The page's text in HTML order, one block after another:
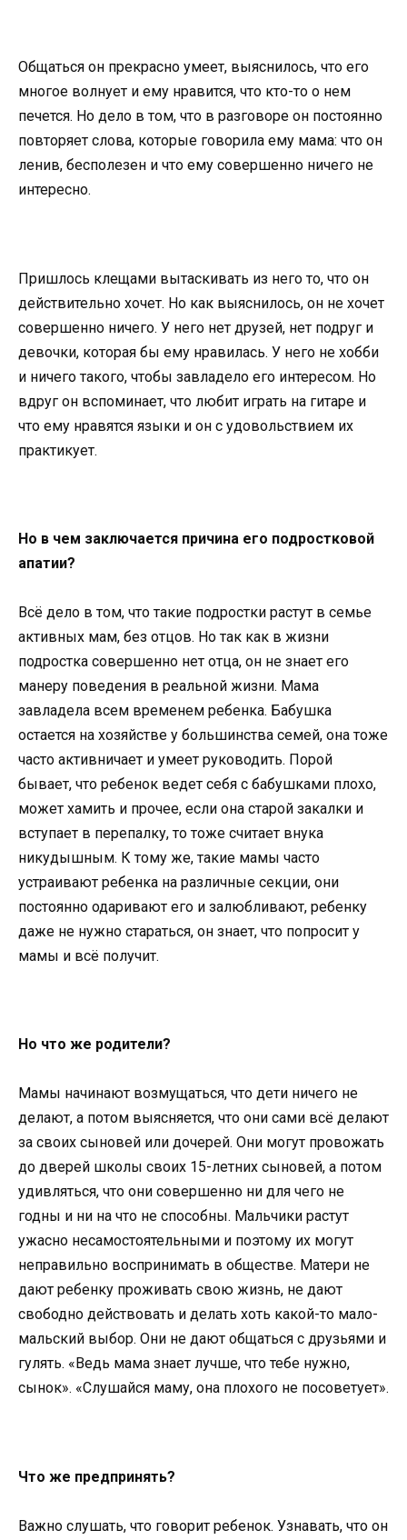
Общаться он прекрасно умеет, выяснилось, что его
многое волнует и ему нравится, что кто-то о нем
печется. Но дело в том, что в разговоре он постоянно
повторяет слова, которые говорила ему мама: что он
ленив, бесполезен и что ему совершенно ничего не
интересно.
Пришлось клещами вытаскивать из него то, что он
действительно хочет. Но как выяснилось, он не хочет
совершенно ничего. У него нет друзей, нет подруг и
девочки, которая бы ему нравилась. У него не хобби
и ничего такого, чтобы завладело его интересом. Но
вдруг он вспоминает, что любит играть на гитаре и
что ему нравятся языки и он с удовольствием их
практикует.
Но в чем заключается причина его подростковой
апатии?
Всё дело в том, что такие подростки растут в семье
активных мам, без отцов. Но так как в жизни
подростка совершенно нет отца, он не знает его
манеру поведения в реальной жизни. Мама
завладела всем временем ребенка. Бабушка
остается на хозяйстве у большинства семей, она тоже
часто активничает и умеет руководить. Порой
бывает, что ребенок ведет себя с бабушками плохо,
может хамить и прочее, если она старой закалки и
вступает в перепалку, то тоже считает внука
никудышным. К тому же, такие мамы часто
устраивают ребенка на различные секции, они
постоянно одаривают его и залюбливают, ребенку
даже не нужно стараться, он знает, что попросит у
мамы и всё получит.
Но что же родители?
Мамы начинают возмущаться, что дети ничего не
делают, а потом выясняется, что они сами всё делают
за своих сыновей или дочерей. Они могут провожать
до дверей школы своих 15-летних сыновей, а потом
удивляться, что они совершенно ни для чего не
годны и ни на что не способны. Мальчики растут
ужасно несамостоятельными и поэтому их могут
неправильно воспринимать в обществе. Матери не
дают ребенку проживать свою жизнь, не дают
свободно действовать и делать хоть какой-то мало-
мальский выбор. Они не дают общаться с друзьями и
гулять. «Ведь мама знает лучше, что тебе нужно,
сынок». «Слушайся маму, она плохого не посоветует».
Что же предпринять?
Важно слушать, что говорит ребенок. Узнавать, что он